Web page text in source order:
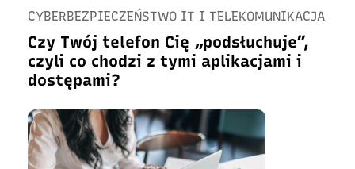
CYBERBEZPIECZEŃSTWO IT I TELEKOMUNIKACJA
Czy Twój telefon Cię „podsłuchuje”,
czyli co chodzi z tymi aplikacjami i
dostępami?